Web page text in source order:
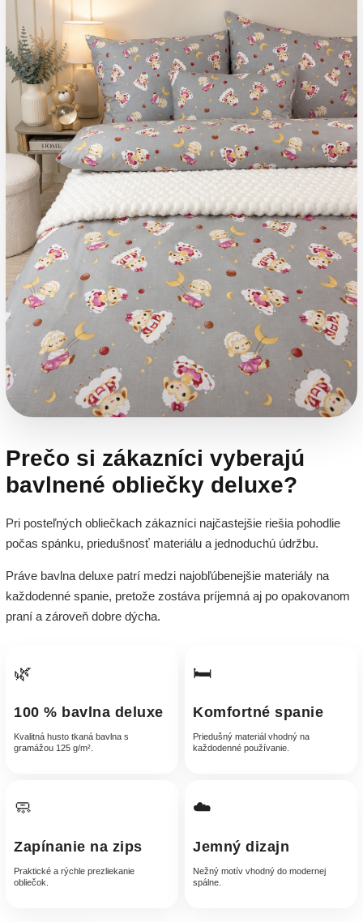
Prečo si zákazníci vyberajú
bavlnené obliečky deluxe?
Pri posteľných obliečkach zákazníci najčastejšie riešia pohodlie
počas spánku, priedušnosť materiálu a jednoduchú údržbu.
Práve bavlna deluxe patrí medzi najobľúbenejšie materiály na
každodenné spanie, pretože zostáva príjemná aj po opakovanom
praní a zároveň dobre dýcha.
🌿
100 % bavlna deluxe
Kvalitná husto tkaná bavlna s
gramážou 125 g/m².
🛏️
Komfortné spanie
Priedušný materiál vhodný na
každodenné používanie.
🧼
Zapínanie na zips
Praktické a rýchle prezliekanie
obliečok.
☁️
Jemný dizajn
Nežný motív vhodný do modernej
spálne.